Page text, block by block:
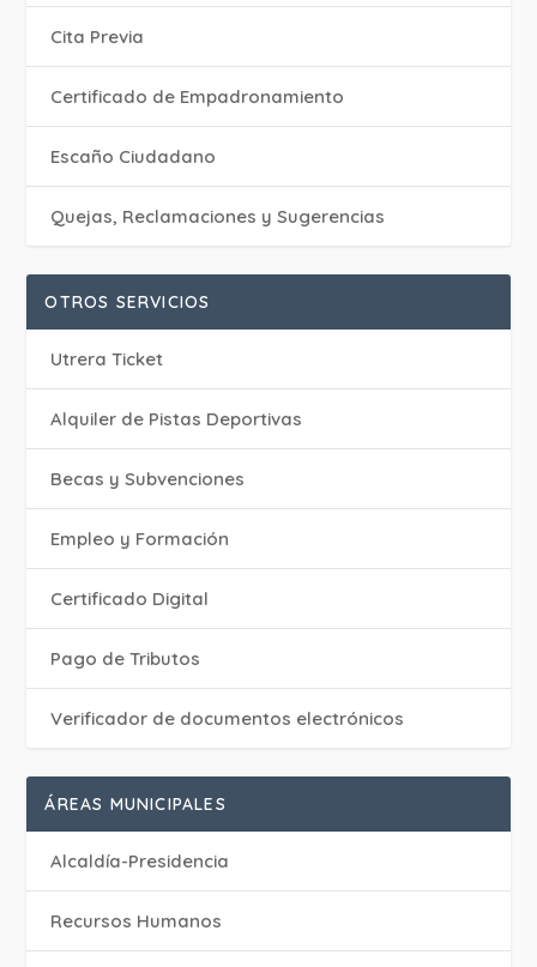
Cita Previa
Certificado de Empadronamiento
Escaño Ciudadano
Quejas, Reclamaciones y Sugerencias
OTROS SERVICIOS
Utrera Ticket
Alquiler de Pistas Deportivas
Becas y Subvenciones
Empleo y Formación
Certificado Digital
Pago de Tributos
Verificador de documentos electrónicos
ÁREAS MUNICIPALES
Alcaldía-Presidencia
Recursos Humanos